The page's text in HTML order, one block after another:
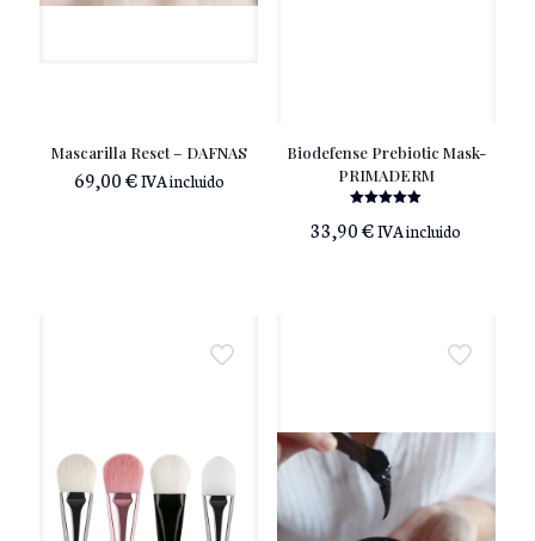
Mascarilla Reset – DAFNAS
69,00€IVA incluido
Biodefense Prebiotic Mask-
PRIMADERM
con
33,90€IVA incluido